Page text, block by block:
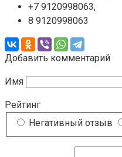
+7 9120998063,
8 9120998063
Добавить комментарий
Имя
Рейтинг
Негативный отзыв